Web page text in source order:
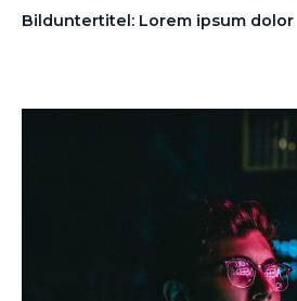
Bilduntertitel: Lorem ipsum dolor